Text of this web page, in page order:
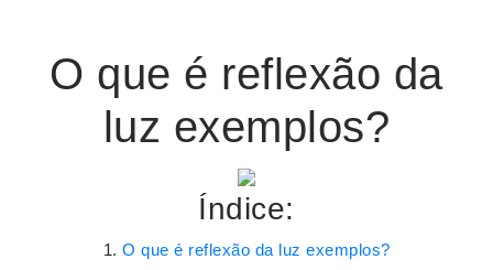
O que é reflexão da
luz exemplos?
Índice:
O que é reflexão da luz exemplos?